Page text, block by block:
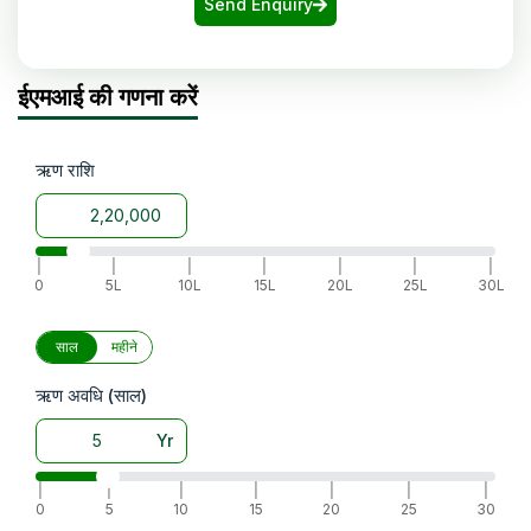
ईएमआई की गणना करें
ऋण राशि
0
5L
10L
15L
20L
25L
30L
साल महीने
ऋण अवधि (साल)
Yr
0
|
5
10
15
20
25
30